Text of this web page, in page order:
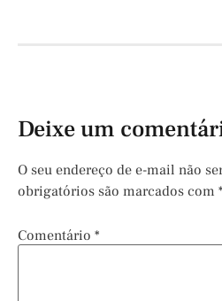
Deixe um
O seu endereço de e-mail não
obrigatórios são marcados com *
Comentário *